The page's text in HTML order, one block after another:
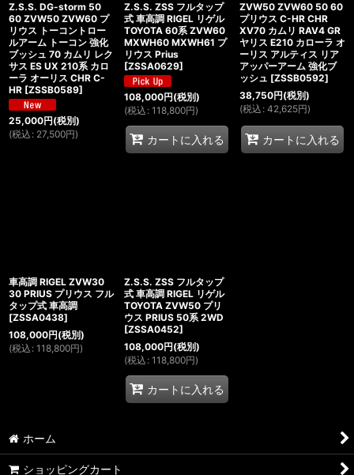
Z.S.S. DG-storm 50
60 ZVW50 ZVW60 プ
リウス トーコントロー
ルアーム トーコン 強化
ブッシュ 70 カムリ レク
サス ES UX 210系 カロ
ーラ オーリス CHR C-
HR [ZSSB0589]
25,000円(税別)
(税込 : 27,500円)
Z.S.S. ZSS フルタップ
式 車高調 RIGEL リゲル
TOYOTA 60系 ZVW60
MXWH60 MXWH61 プ
リウス Prius
[ZSSA0629]
108,000円(税別)
(税込 : 118,800円)
カートに入れる
ZVW50 ZVW60 50 60
プリウス C-HR CHR
XV70 カムリ RAV4 GR
ヤリス E210 カローラ オ
ーリス アルティス リア
アッパーアーム 強化ブ
ッシュ [ZSSB0592]
38,750円(税別)
(税込 : 42,625円)
カートに入れる
車高調 RIGEL ZVW30
30 PRIUS プリウス フル
タップ式 車高調
[ZSSA0438]
108,000円(税別)
(税込 : 118,800円)
Z.S.S. ZSS フルタップ
式 車高調 RIGEL リゲル
TOYOTA ZVW50 プリ
ウス PRIUS 50系 2WD
[ZSSA0452]
108,000円(税別)
(税込 : 118,800円)
カートに入れる
ホーム
ショッピングカート